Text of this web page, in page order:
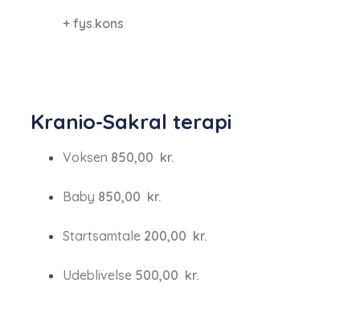
+ fys.kons
​Kranio-Sakral terapi​
Voksen​​ 850,00 ​ kr.
Baby​ 850,00 ​ kr.
Startsamtale​ 200,0​0 ​ kr.
Udeblivelse​ 500,00​​ ​ kr.